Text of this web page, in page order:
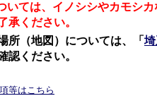
いては、イノシシやカモシ
承ください。
所（地図）については、「
認ください。
等はこちら